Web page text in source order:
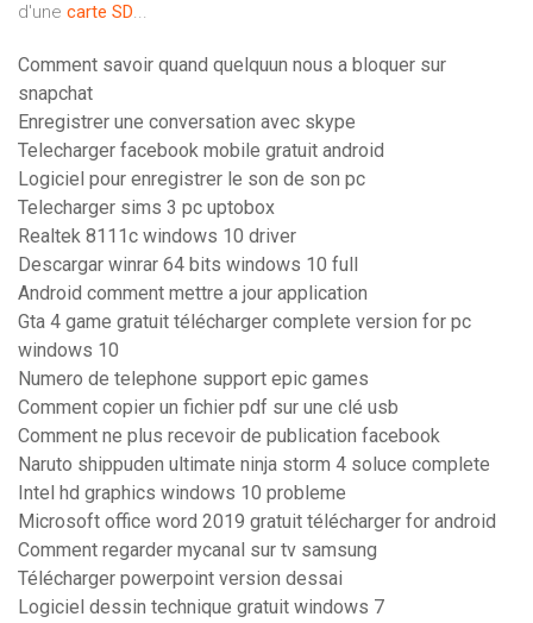
d'une carte SD...
Comment savoir quand quelquun nous a bloquer sur
snapchat
Enregistrer une conversation avec skype
Telecharger facebook mobile gratuit android
Logiciel pour enregistrer le son de son pc
Telecharger sims 3 pc uptobox
Realtek 8111c windows 10 driver
Descargar winrar 64 bits windows 10 full
Android comment mettre a jour application
Gta 4 game gratuit télécharger complete version for pc
windows 10
Numero de telephone support epic games
Comment copier un fichier pdf sur une clé usb
Comment ne plus recevoir de publication facebook
Naruto shippuden ultimate ninja storm 4 soluce complete
Intel hd graphics windows 10 probleme
Microsoft office word 2019 gratuit télécharger for android
Comment regarder mycanal sur tv samsung
Télécharger powerpoint version dessai
Logiciel dessin technique gratuit windows 7